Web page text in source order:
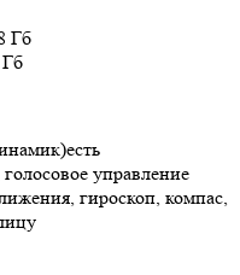
Гб
есть
управление
гироскоп, компас,